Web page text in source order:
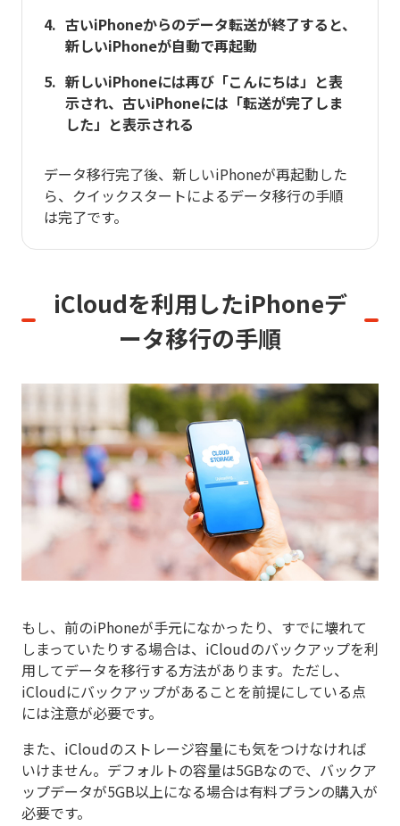
古いiPhoneからのデータ転送が終了すると、
新しいiPhoneが自動で再起動
新しいiPhoneには再び「こんにちは」と表
示され、古いiPhoneには「転送が完了しま
した」と表示される
データ移行完了後、新しいiPhoneが再起動した
ら、クイックスタートによるデータ移行の手順
は完了です。
iCloudを利用したiPhoneデ
ータ移行の手順
もし、前のiPhoneが手元になかったり、すでに壊れて
しまっていたりする場合は、iCloudのバックアップを利
用してデータを移行する方法があります。ただし、
iCloudにバックアップがあることを前提にしている点
には注意が必要です。
また、iCloudのストレージ容量にも気をつけなければ
いけません。デフォルトの容量は5GBなので、バックア
ップデータが5GB以上になる場合は有料プランの購入が
必要です。